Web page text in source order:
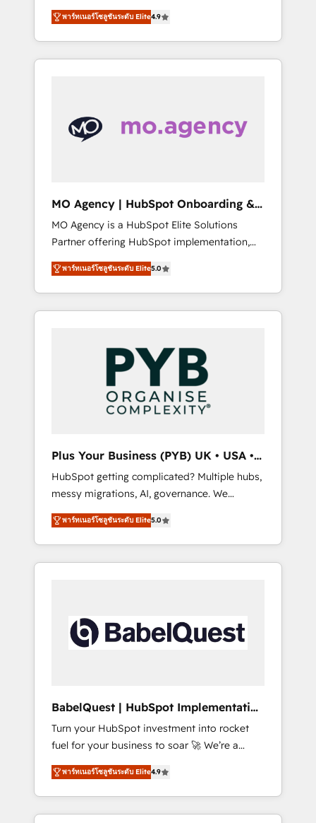
and tested Roadmap methodology will
ensure that you receive the best deployment
experience possible. Whether you are new to
HubSpot or seeking to turn around a poor
delivered, CC is the go-to Elite Solutions
Partner for businesses ready to migrate,
replatform, and scale smarter. We specialize
in high-impact CRM and CMS migrations and
turning fragmented systems into unified,
growth-ready HubSpot architectures that
custom integrations across your full tech
stack. - Custom object setup, CMS builds, and
full-funnel automation. - Dashboards,
lifecycle campaigns, and lead nurturing
sequences. - Cross-hub setup across
Marketing, Sales, Operations, and Service
Hubs. - Ongoing optimization, managed
HubSpot your most powerful growth engine.
Built to convert, scale, and drive results.
พาร์ทเนอร์โซลูชันระดับ Elite4.9
MO Agency | HubSpot Onboarding &
Implementation
MO Agency is a HubSpot Elite Solutions
Partner offering HubSpot implementation,
marketing automation, CRM and RevOps
consulting, B2B SEO, paid media, content
marketing, AEO and GEO (AI search
optimisation), and HubSpot Content Hub
technology, professional services, financial
services and industrial sectors. Offices in
Johannesburg, Cape Town, Dubai & London.
500+ HubSpot CRM implementations
Google AI Overviews. HubSpot Impact Award
- Customer First HubSpot Impact Award -
Integrations Innovation HubSpot Impact
Award - Platform Migration Excellence
HubSpot Impact Award - Platform Excellence
40+ full-time HubSpot professionals. 100s of
certifications and accreditations with
พาร์ทเนอร์โซลูชันระดับ Elite5.0
Plus Your Business (PYB) UK • USA •
Europe
HubSpot getting complicated? Multiple hubs,
messy migrations, AI, governance. We
organise that complexity, so your team can
put HubSpot to work... Welcome to our
Profile! We help with: • CRM implementation,
reports, workflows, and team training • CRM
governance for HubSpot-centred operations
A little about us: • Boutique 'Elite' team of 12 •
42001:2023 certified - the AI management
standard • GuardHub: our AI governance
framework, built on ISO 42001 Ready for the
next step? Click the 👈 '𝗖𝗼𝗻𝘁𝗮𝗰𝘁 𝗯𝘂𝘀𝗶𝗻𝗲𝘀𝘀'
button to get in touch (𝘸𝘦'𝘳𝘦 𝘴𝘶𝘱𝘦𝘳
𝘳𝘦𝘴𝘱𝘰𝘯𝘴𝘪𝘷𝘦)
พาร์ทเนอร์โซลูชันระดับ Elite5.0
BabelQuest | HubSpot Implementation
& Consultancy
Turn your HubSpot investment into rocket
fuel for your business to soar 🚀 We’re a
team of accredited HubSpot experts ready
to help you. We can implement the platform
into complex business environments,
optimise what you've got and make sure you
พาร์ทเนอร์โซลูชันระดับ Elite4.9